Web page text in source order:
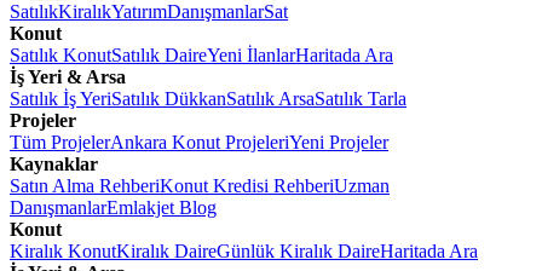
SatılıkKiralıkYatırımDanışmanlarSat
Konut
Satılık KonutSatılık DaireYeni İlanlarHaritada Ara
İş Yeri & Arsa
Satılık İş YeriSatılık DükkanSatılık ArsaSatılık Tarla
Projeler
Tüm ProjelerAnkara Konut ProjeleriYeni Projeler
Kaynaklar
Satın Alma RehberiKonut Kredisi RehberiUzman
DanışmanlarEmlakjet Blog
Konut
Kiralık KonutKiralık DaireGünlük Kiralık DaireHaritada Ara